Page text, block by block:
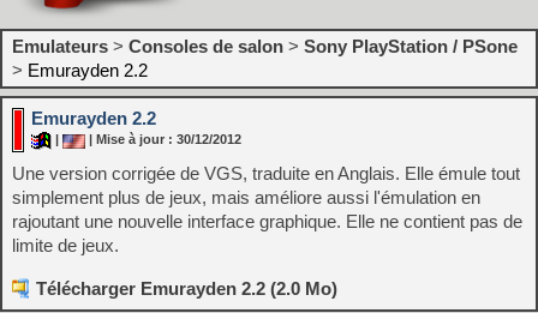
Emulateurs > Consoles de salon > Sony PlayStation / PSone
> Emurayden 2.2
Emurayden 2.2
| Mise à jour : 30/12/2012
Une version corrigée de VGS, traduite en Anglais. Elle émule tout
simplement plus de jeux, mais améliore aussi l'émulation en
rajoutant une nouvelle interface graphique. Elle ne contient pas de
limite de jeux.
Télécharger Emurayden 2.2 (2.0 Mo)